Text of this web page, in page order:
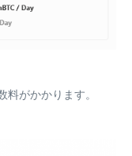
がかかります。